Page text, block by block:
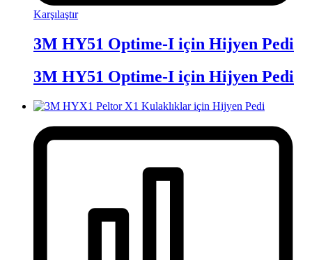
Karşılaştır
3M HY51 Optime-I için Hijyen Pedi
3M HY51 Optime-I için Hijyen Pedi